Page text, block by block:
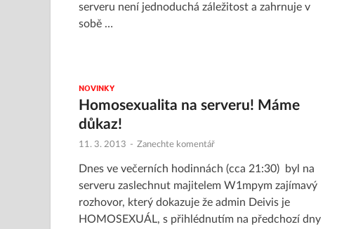
serveru není jednoduchá záležitost a zahrnuje v
sobě …
NOVINKY
Homosexualita na serveru! Máme
důkaz!
11. 3. 2013 - Zanechte komentář
Dnes ve večerních hodinnách (cca 21:30) byl na
serveru zaslechnut majitelem W1mpym zajímavý
rozhovor, který dokazuje že admin Deivis je
HOMOSEXUÁL, s přihlédnutím na předchozí dny